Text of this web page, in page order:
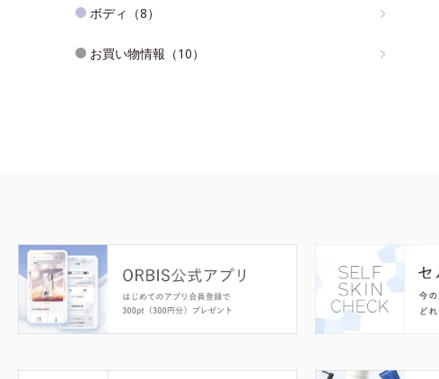
ボディ（8）
お買い物情報（10）